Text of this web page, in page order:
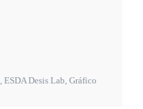
, ESDA Desis Lab, Gráfico